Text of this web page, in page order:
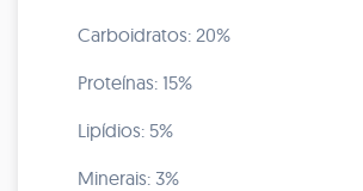
Carboidratos: 20%
Proteínas: 15%
Lipídios: 5%
Minerais: 3%